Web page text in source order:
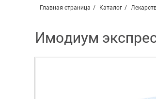
Главная страница Каталог
Имодиум